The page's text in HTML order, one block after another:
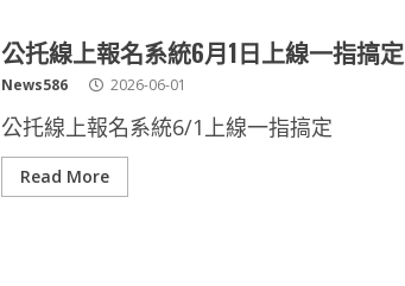
公托線上報名系統6月1日上線一指搞定
News586 2026-06-01
公托線上報名系統6/1上線一指搞定
Read More